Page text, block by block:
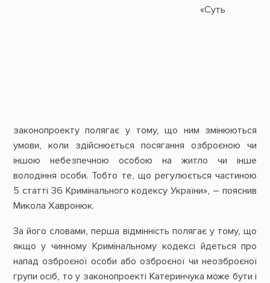
«Суть
законопроекту полягає у тому, що ним змінюються
умови, коли здійснюється посягання озброєною чи
іншою небезпечною особою на житло чи інше
володіння особи. Тобто те, що регулюється частиною
5 статті 36 Кримінального кодексу України», – пояснив
Микола Хавронюк.
За його словами, перша відмінність полягає у тому, що
якщо у чинному Кримінальному кодексі йдеться про
напад озброєної особи або озброєної чи неозброєної
групи осіб, то у законопроекті Катеринчука може бути і